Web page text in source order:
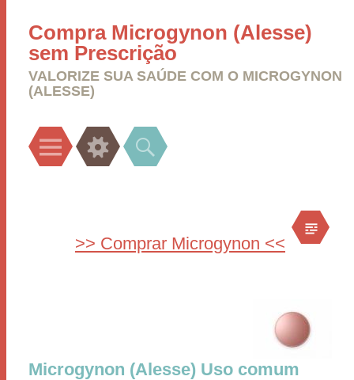
Compra Microgynon (Alesse)
sem Prescrição
VALORIZE SUA SAÚDE COM O MICROGYNON
(ALESSE)
Menu Widgets Search
>> Comprar Microgynon <<
Microgynon (Alesse) Uso comum